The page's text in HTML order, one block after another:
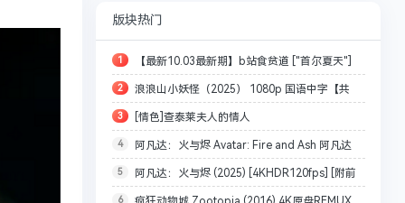
版块热门
1 【最新10.03最新期】b站食贫道 ["首尔夏天"]
(2025) 4K [内嵌中字][附往期全集视频]【144.8G】
2 浪浪山小妖怪（2025） 1080p 国语中字【共
6.7GB】
3 [情色]查泰莱夫人的情人
1981.BD1080P.X265.10Bit.AC3.DDP5.1.English.CH
S-ENG.JKYY[3.2G]
4 阿凡达：火与烬 Avatar: Fire and Ash 阿凡达
3(2025) 4K 120帧 英语中字[72.4GB]
5 阿凡达：火与烬 (2025) [4KHDR120fps] [附前
6